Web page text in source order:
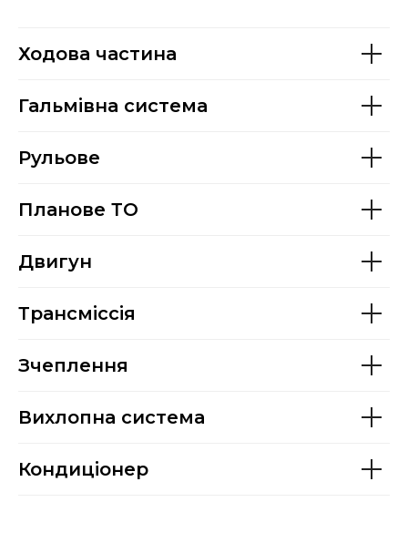
Ходова частина
Гальмівна система
Рульове
Планове ТО
Двигун
Трансміссія
Зчеплення
Вихлопна система
Кондиціонер